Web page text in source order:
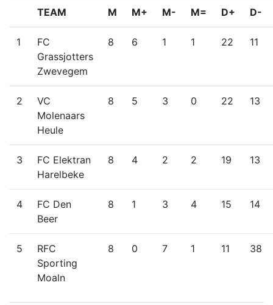
TEAM M M+ M- M= D+ D-
1
FC
Grassjotters
Zwevegem
8 6 1 1 22 11
2
VC
Molenaars
Heule
8 5 3 0 22 13
3
FC Elektran
Harelbeke
8 4 2 2 19 13
4
FC Den
Beer
8 1 3 4 15 14
5
RFC
Sporting
Moaln
8 0 7 1 11 38